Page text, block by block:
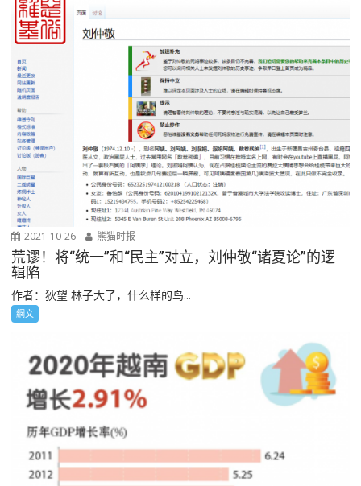
2021-10-26 熊猫时报
荒谬！将“统一”和“民主”对立，刘仲敬“诸夏论”的逻
辑陷
作者：狄望 林子大了，什么样的鸟...
網文